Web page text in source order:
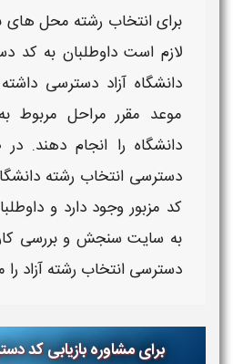
برایانتخاب رشته محل های
لازم است داوطلبان به کد
دانشگاه آزاد دسترسی داشته
موعد مقرر مراحل مربوط به
دانشگاه را انجام دهند.
دسترسی انتخاب رشته
کد مزبور وجود دارد و
به سایت سنجش و بررسی
دسترسی انتخاب رشته آزاد
برای مشاوره بازیابی کد